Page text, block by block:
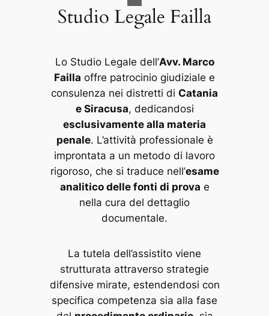
Studio Legale Failla
Lo Studio Legale dell’Avv. Marco
Failla offre patrocinio giudiziale e
consulenza nei distretti di Catania
e Siracusa, dedicandosi
esclusivamente alla materia
penale. L’attività professionale è
improntata a un metodo di lavoro
rigoroso, che si traduce nell’esame
analitico delle fonti di prova e
nella cura del dettaglio
documentale.
La tutela dell’assistito viene
strutturata attraverso strategie
difensive mirate, estendendosi con
specifica competenza sia alla fase